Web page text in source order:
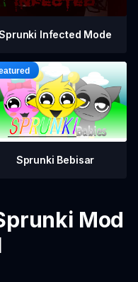
Infected Mode
Sprunki Bebisar
Mod